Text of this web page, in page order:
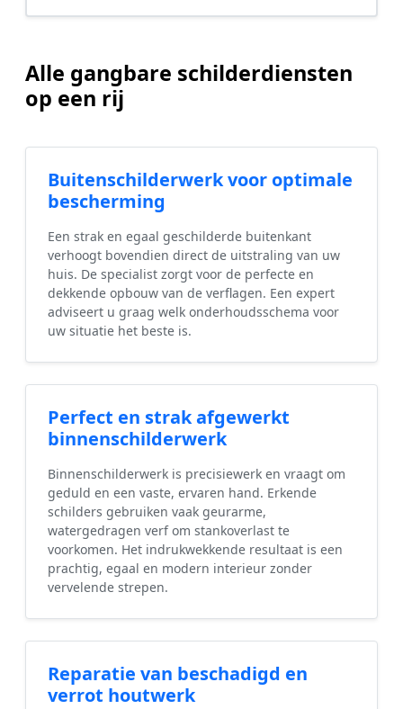
Alle gangbare schilderdiensten
op een rij
Buitenschilderwerk voor optimale
bescherming
Een strak en egaal geschilderde buitenkant
verhoogt bovendien direct de uitstraling van uw
huis. De specialist zorgt voor de perfecte en
dekkende opbouw van de verflagen. Een expert
adviseert u graag welk onderhoudsschema voor
uw situatie het beste is.
Perfect en strak afgewerkt
binnenschilderwerk
Binnenschilderwerk is precisiewerk en vraagt om
geduld en een vaste, ervaren hand. Erkende
schilders gebruiken vaak geurarme,
watergedragen verf om stankoverlast te
voorkomen. Het indrukwekkende resultaat is een
prachtig, egaal en modern interieur zonder
vervelende strepen.
Reparatie van beschadigd en
verrot houtwerk